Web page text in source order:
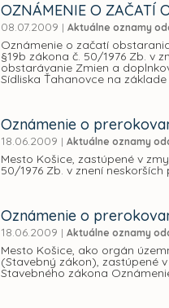
OZNÁMENIE O ZAČATÍ
08.07.2009 | Aktuálne oznamy
Oznámenie o začatí
§19b zákona č. 50/1976 Zb. v
obstarávanie Zmien a
Sídliska Ťahanovce na
Oznámenie o
18.06.2009 | Aktuálne oznamy
Mesto Košice, zastúpené v
50/1976 Zb. v znení
Oznámenie o
18.06.2009 | Aktuálne oznamy
Mesto Košice, ako orgán
(Stavebný zákon), zastúpené
Stavebného zákona